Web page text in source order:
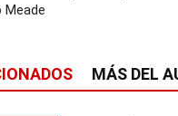
MÁS DEL